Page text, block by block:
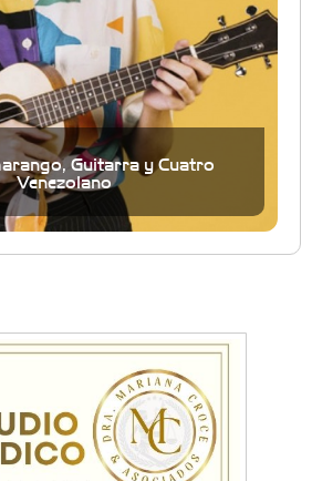
Guitarra y Cuatro
Venezolano